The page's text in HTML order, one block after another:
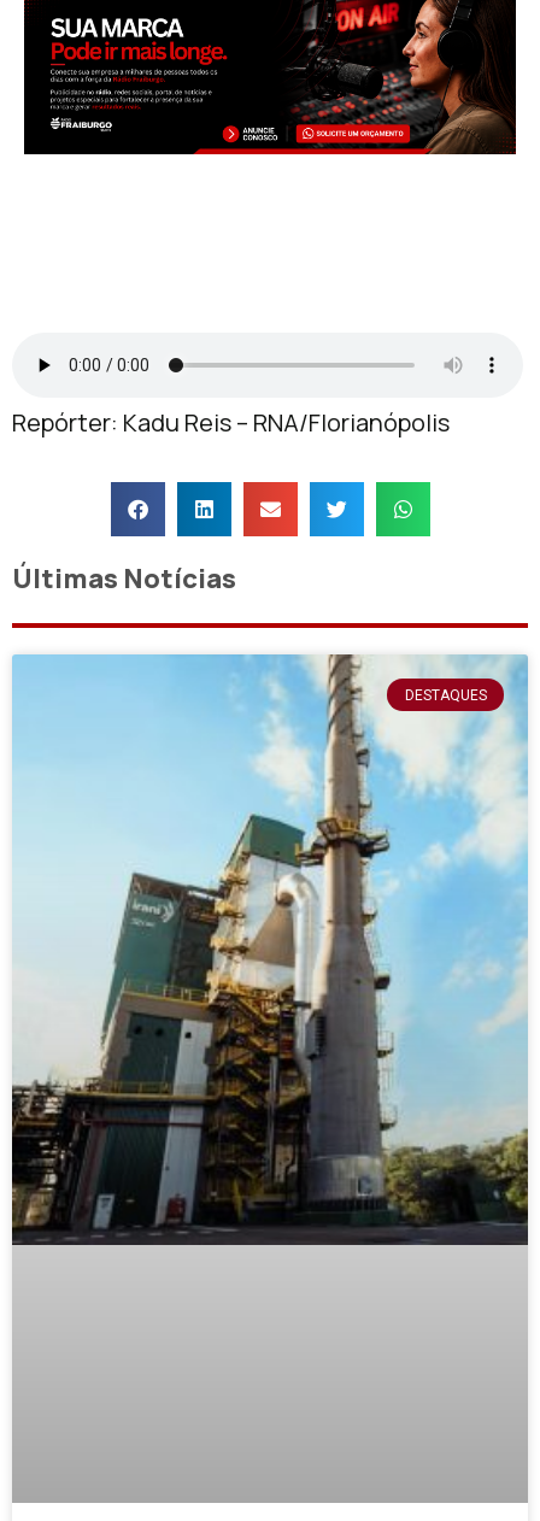
Repórter: Kadu Reis – RNA/Florianópolis
Últimas Notícias
DESTAQUES